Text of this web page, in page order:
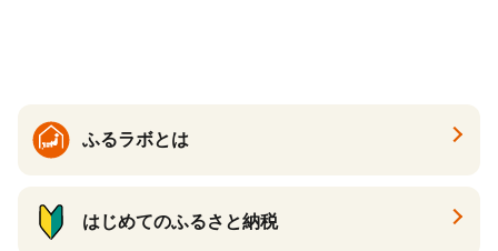
ふるラボとは
はじめてのふるさと納税